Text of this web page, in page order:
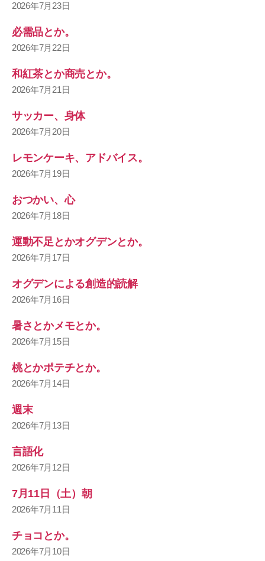
2026年7月23日
必需品とか。
2026年7月22日
和紅茶とか商売とか。
2026年7月21日
サッカー、身体
2026年7月20日
レモンケーキ、アドバイス。
2026年7月19日
おつかい、心
2026年7月18日
運動不足とかオグデンとか。
2026年7月17日
オグデンによる創造的読解
2026年7月16日
暑さとかメモとか。
2026年7月15日
桃とかポテチとか。
2026年7月14日
週末
2026年7月13日
言語化
2026年7月12日
7月11日（土）朝
2026年7月11日
チョコとか。
2026年7月10日